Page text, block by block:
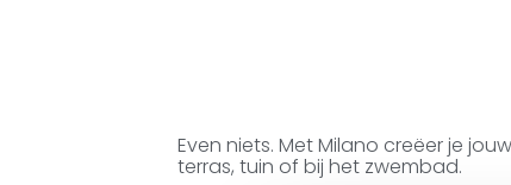
Even niets. Met Milano creëer je
terras, tuin of bij het zwembad.